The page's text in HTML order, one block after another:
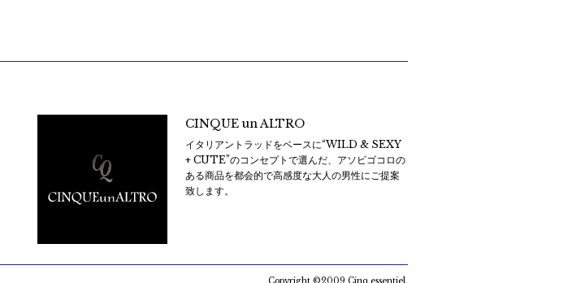
CINQUE un ALTRO
イタリアントラッドをベースに“WILD & SEXY
+ CUTE”のコンセプトで選んだ、アソビゴコロの
ある商品を都会的で高感度な大人の男性にご提案
致します。